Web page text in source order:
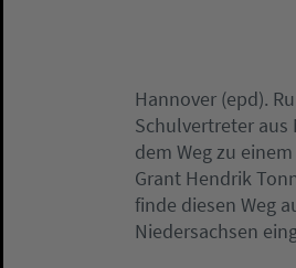
Hannover (epd).
Schulvertreter aus
dem Weg zu
Grant Hendrik
finde diesen Weg
Niedersachsen